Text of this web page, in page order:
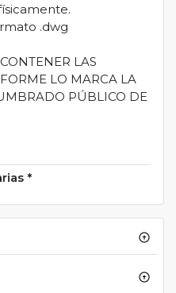
.dwg
LAS
LO MARCA LA
PÚBLICO DE
*
arrow_circle_up
arrow_circle_up